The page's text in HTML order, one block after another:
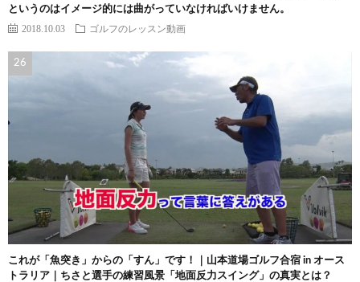
というのはイメージ的には曲がっていなければいけません。
2018.10.03 ゴルフのレッスン動画
これが「魚突き」からの「すん」です！｜山本道場ゴルフ合宿 in オース
トラリア｜ちさと選手の練習風景「地面反力スイング」の真実とは？